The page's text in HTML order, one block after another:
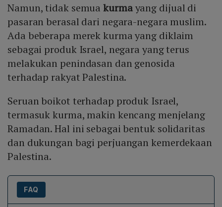
Mute
Namun, tidak semuakurmayang dijual di
pasaran berasal dari negara-negara muslim.
Ada beberapa merek kurma yang diklaim
sebagai produk Israel, negara yang terus
melakukan penindasan dan genosida
terhadap rakyat Palestina.
Seruan boikot terhadap produk Israel,
termasuk kurma, makin kencang menjelang
Ramadan. Hal ini sebagai bentuk solidaritas
dan dukungan bagi perjuangan kemerdekaan
Palestina.
FAQ